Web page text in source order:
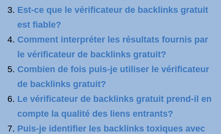
Est-ce que le vérificateur de backlinks gratuit
est fiable?
Comment interpréter les résultats fournis par
le vérificateur de backlinks gratuit?
Combien de fois puis-je utiliser le vérificateur
de backlinks gratuit?
Le vérificateur de backlinks gratuit prend-il en
compte la qualité des liens entrants?
Puis-je identifier les backlinks toxiques avec